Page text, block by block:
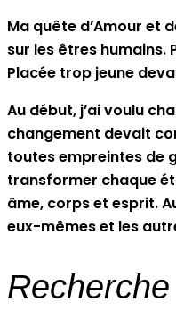
Ma quête d’Amour et
sur les êtres humains.
Placée trop jeune
Au début, j’ai voulu
changement devait
toutes empreintes de
transformer chaque
âme, corps et esprit.
eux-mêmes et les
Recherche